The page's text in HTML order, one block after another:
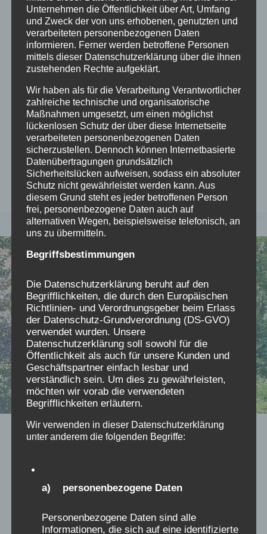
Vonmc 20/03/2026
Um sich mal schnell ausruhen zu können, Krft zu
tanken und einen Tapetenwechsel zu vollziehen,
seinen wunderschönen kleinen Gassen und alten
Fachwerkhäusern lädt die Innenstadt zum
Bummeln und verweilen ein. Ganz in der Nähe
befindet sich die Hohenburg. 780 erstmals
erwähnt, ging die Burg aus einer wehrhaften…
WEITERLESENHOMBERG
–
KLEINOD
FÜR
DEN
KURZTRIP
2024
trotzdem ein schöner Zoo
Unternehmen die Öffentlichkeit über Art, Umfang
und Zweck der von uns erhobenen, genutzten und
verarbeiteten personenbezogenen Daten
informieren. Ferner werden betroffene Personen
mittels dieser Datenschutzerklärung über die ihnen
zustehenden Rechte aufgeklärt.
Wir haben als für die Verarbeitung Verantwortlicher
zahlreiche technische und organisatorische
Maßnahmen umgesetzt, um einen möglichst
lückenlosen Schutz der über diese Internetseite
verarbeiteten personenbezogenen Daten
sicherzustellen. Dennoch können Internetbasierte
Datenübertragungen grundsätzlich
Sicherheitslücken aufweisen, sodass ein absoluter
Schutz nicht gewährleistet werden kann. Aus
diesem Grund steht es jeder betroffenen Person
frei, personenbezogene Daten auch auf
alternativen Wegen, beispielsweise telefonisch, an
uns zu übermitteln.
Begriffsbestimmungen
Die Datenschutzerklärung beruht auf den
Begrifflichkeiten, die durch den Europäischen
Richtlinien- und Verordnungsgeber beim Erlass
der Datenschutz-Grundverordnung (DS-GVO)
verwendet wurden. Unsere
Datenschutzerklärung soll sowohl für die
Öffentlichkeit als auch für unsere Kunden und
Geschäftspartner einfach lesbar und
verständlich sein. Um dies zu gewährleisten,
möchten wir vorab die verwendeten
Begrifflichkeiten erläutern.
Wir verwenden in dieser Datenschutzerklärung
unter anderem die folgenden Begriffe:
a) personenbezogene Daten
Personenbezogene Daten sind alle
Informationen, die sich auf eine identifizierte